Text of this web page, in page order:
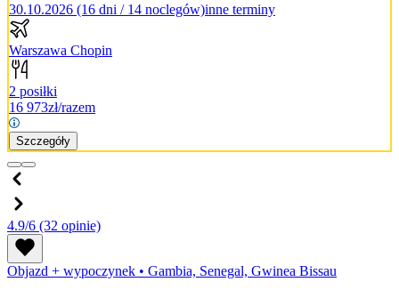
30.10.2026 (16 dni / 14 noclegów)inne terminy
Warszawa Chopin
2 posiłki
16 973zł/razem
Szczegóły
4.9/6 (32 opinie)
Objazd + wypoczynek • Gambia, Senegal, Gwinea Bissau